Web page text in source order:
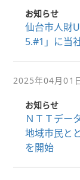
お知らせ
仙台市人財
5.#1」に当
2025年04月01
お知らせ
ＮＴＴデー
地域市民と
を開始